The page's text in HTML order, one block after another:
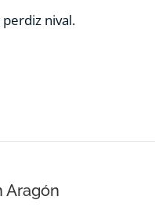
nival.
Aragón